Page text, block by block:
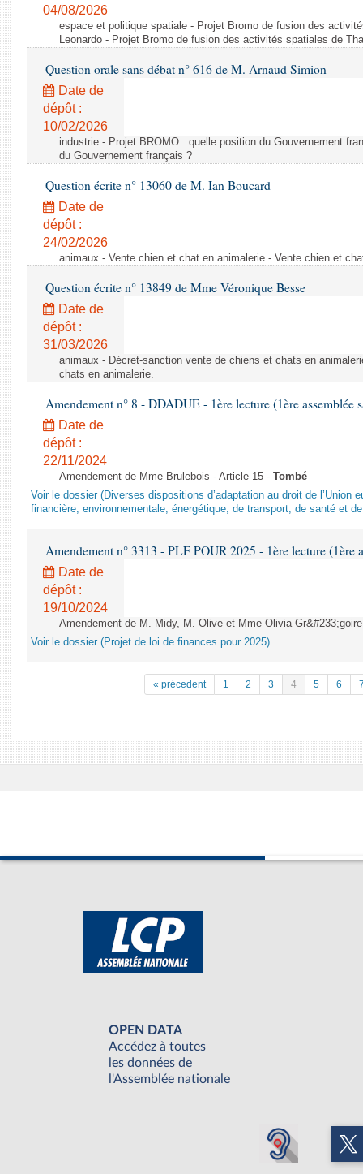
04/08/2026
espace et politique spatiale - Projet Bromo de fusion des
Leonardo - Projet Bromo de fusion des activités spatiales de
Question orale sans débat n° 616 de M. Arnaud Simion
Date de
dépôt :
10/02/2026
industrie - Projet BROMO : quelle position du Gouvernement
du Gouvernement français ?
Question écrite n° 13060 de M. Ian Boucard
Date de
dépôt :
24/02/2026
animaux - Vente chien et chat en animalerie - Vente chien et
Question écrite n° 13849 de Mme Véronique Besse
Date de
dépôt :
31/03/2026
animaux - Décret-sanction vente de chiens et chats en
chats en animalerie.
Amendement n° 8 - DDADUE - 1ère lecture (1ère assemblée
Date de
dépôt :
22/11/2024
Amendement de Mme Brulebois - Article 15 - Tombé
Voir le dossier (Diverses dispositions d’adaptation au droit de l’Union
financière, environnementale, énergétique, de transport, de santé et
Amendement n° 3313 - PLF POUR 2025 - 1ère lecture (1ère
Date de
dépôt :
19/10/2024
Amendement de M. Midy, M. Olive et Mme Olivia
Voir le dossier (Projet de loi de finances pour 2025)
« précedent 1 2 3 4 5 6
OPEN DATA
Accédez à toutes
les données de
l'Assemblée nationale